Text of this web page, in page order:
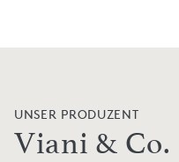
UNSER PRODUZENT
Viani & Co.